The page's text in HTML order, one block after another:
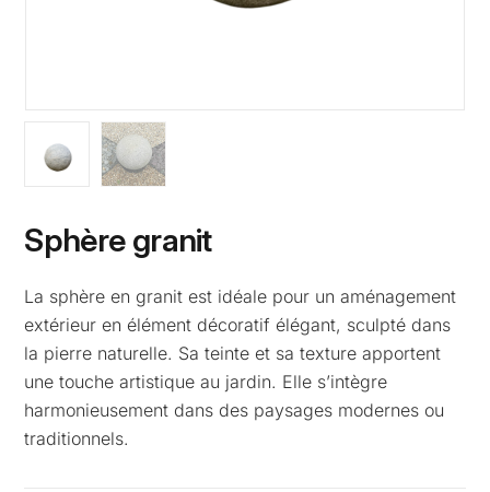
Sphère granit
La sphère en granit est idéale pour un aménagement
extérieur en élément décoratif élégant, sculpté dans
la pierre naturelle. Sa teinte et sa texture apportent
une touche artistique au jardin. Elle s’intègre
harmonieusement dans des paysages modernes ou
traditionnels.